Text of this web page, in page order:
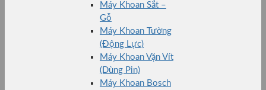
Máy Khoan Sắt –
Gỗ
Máy Khoan Tường
(Động Lực)
Máy Khoan Vặn Vít
(Dùng Pin)
Máy Khoan Bosch